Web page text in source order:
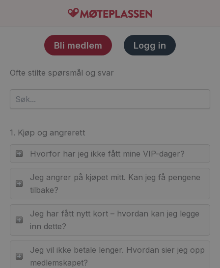
Bli medlem Logg in
Ofte stilte spørsmål og svar
1. Kjøp og angrerett
Hvorfor har jeg ikke fått mine VIP-dager?
Jeg angrer på kjøpet mitt. Kan jeg få pengene
tilbake?
Jeg har fått nytt kort – hvordan kan jeg legge
inn dette?
Jeg vil ikke betale lenger. Hvordan sier jeg opp
medlemskapet?